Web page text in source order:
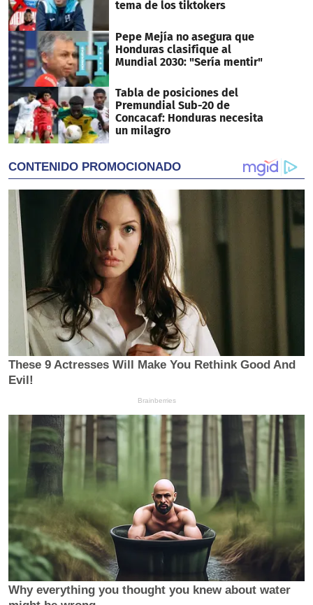
tema de los tiktokers
Pepe Mejía no asegura que
Honduras clasifique al
Mundial 2030: "Sería mentir"
Tabla de posiciones del
Premundial Sub-20 de
Concacaf: Honduras necesita
un milagro